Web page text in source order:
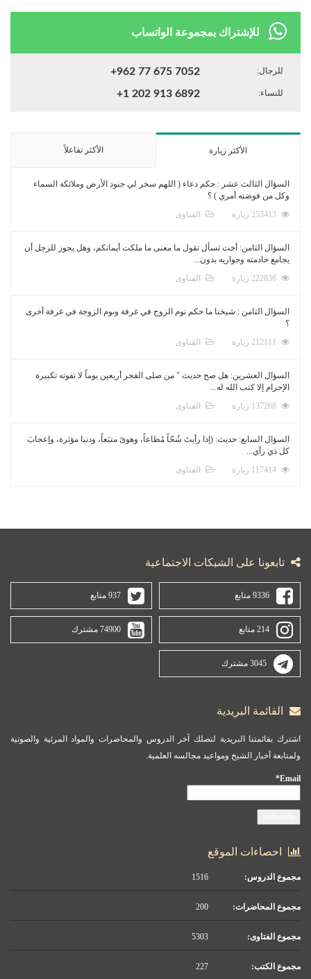
للإشتراك بمجموعة الواتساب
للرجال: +962 77 675 7052
للنساء: +1 202 913 6892
الأكثر زيارة الأكثر تفاعلاً
السؤال الثالث عشر : حكم دعاء ( اللهم سخر لي جنود الأرض وملائكة السماء
وكل من فوضته أمري ) ؟
الفتاوى
السؤال الثامن: أخت تسأل تقول ما معنى ما ملكت أيمانكم، وهل يجوز للرجل أن
يجامع خادمته وجواريه بدون...
الفتاوى
السؤال الثامن : شيخنا ما حكم نوم الزوج في غرفة ونوم الزوجة في غرفة أخرى
؟
الفتاوى
السؤال العشرين: هل صح حديث " من صلى الفجر أربعين يوماً لا تفوته تكبيرة
الإحرام إلا كتب الله له...
الفتاوى
السؤال السابع: حديث: (إذا رأيتَ شُحّاً مُطاعاً، وهوىً متبَعاً، ودنيا مؤثرة، وإعجابَ
كل ذي رأي...
الفتاوى
تابعونا على الشبكات الاجتماعية
9336 متابع 937 متابع
214 متابع 74900 مشترك
3045 مشترك
القائمة البريدية
اشترك بقائمتنا البريدية لتصلك آخر الدروس والمحاضرات والمواد المرئية والصوتية
ولمتابعة أخبار الشيخ ومواعيد مجالسه العلمية.
Email*
احصاءات الموقع
مجموع الدروس:
مجموع المحاضرات:
مجموع الفتاوى:
مجموع الكتب: